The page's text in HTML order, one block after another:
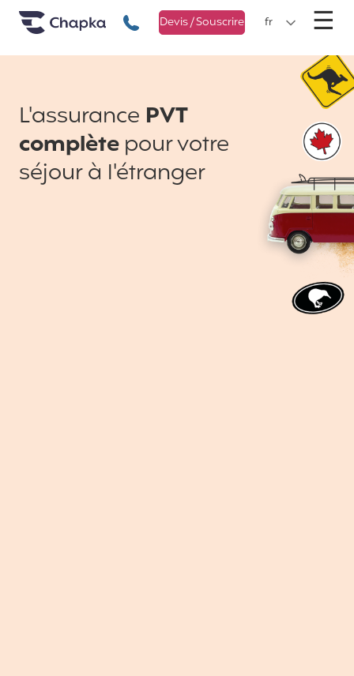
Chapka Assurances Voyages
+33 1 74 85 50 50
Devis / Souscrire fr ☰
L'assurance PVT
complètepour votre
séjour à l'étranger